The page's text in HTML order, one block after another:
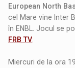
European North
cel Mare vine Inter
în ENBL. Jocul se
FRB TV
Miercuri de la ora